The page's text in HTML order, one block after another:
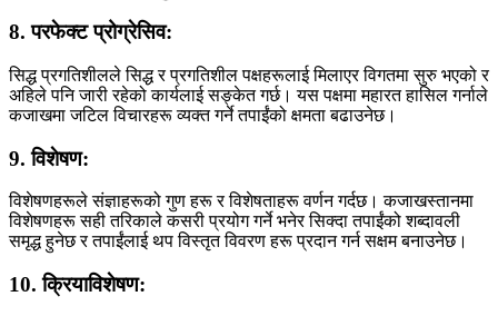
8. परफेक्ट प्रोग्रेसिव:
सिद्ध प्रगतिशीलले सिद्ध र प्रगतिशील पक्षहरूलाई मिलाएर विगतमा सुरु भएको र
अहिले पनि जारी रहेको कार्यलाई सङ्केत गर्छ। यस पक्षमा महारत हासिल गर्नाले
कजाखमा जटिल विचारहरू व्यक्त गर्ने तपाईंको क्षमता बढाउनेछ।
9. विशेषण:
विशेषणहरूले संज्ञाहरूको गुण हरू र विशेषताहरू वर्णन गर्दछ। कजाखस्तानमा
विशेषणहरू सही तरिकाले कसरी प्रयोग गर्ने भनेर सिक्दा तपाईंको शब्दावली
समृद्ध हुनेछ र तपाईंलाई थप विस्तृत विवरण हरू प्रदान गर्न सक्षम बनाउनेछ।
10. क्रियाविशेषण: